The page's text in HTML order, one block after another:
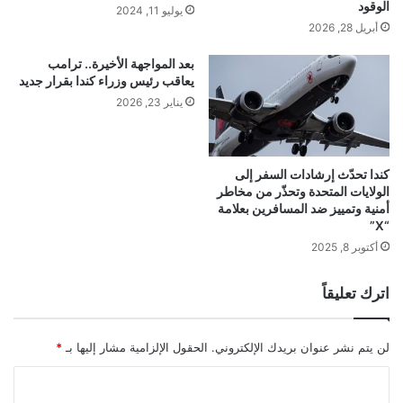
الوقود
أبريل 28, 2026
يوليو 11, 2024
كندا تحدّث إرشادات السفر إلى
الولايات المتحدة وتحذّر من مخاطر
أمنية وتمييز ضد المسافرين بعلامة
“X”
أكتوبر 8, 2025
بعد المواجهة الأخيرة.. ترامب
يعاقب رئيس وزراء كندا بقرار جديد
يناير 23, 2026
اترك تعليقاً
لن يتم نشر عنوان بريدك الإلكتروني. الحقول الإلزامية مشار إليها بـ *